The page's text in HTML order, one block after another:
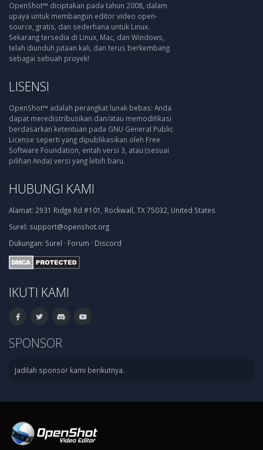
OpenShot™ diciptakan pada tahun 2008, dalam
upaya untuk membangun editor video open-
source, gratis, dan sederhana untuk Linux.
Sekarang tersedia di Linux, Mac, dan Windows,
telah diunduh jutaan kali, dan terus berkembang
sebagai sebuah proyek!
LISENSI
OpenShot™ adalah perangkat lunak bebas: Anda
dapat meredistribusikan dan/atau memodifikasi
berdasarkan ketentuan pada GNU General Public
License seperti yang dipublikasikan oleh Free
Software Foundation, entah versi 3, atau (sesuai
pilihan Anda) versi yang lebih baru.
HUBUNGI KAMI
Alamat: 2931 Ridge Rd #101, Rockwall, TX 75032, United States
Surel: support@openshot.org
Dukungan: Surel · Forum · Discord
IKUTI KAMI
SPONSOR
Jadilah sponsor kami berikutnya.